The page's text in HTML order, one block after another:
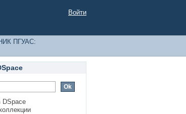
по
Войти
ПГУАС:
DSpace